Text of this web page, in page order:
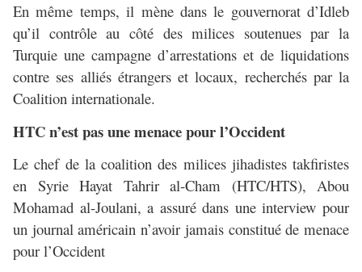
En même temps, il mène dans le gouvernorat d’Idleb
qu’il contrôle au côté des milices soutenues par la
Turquie une campagne d’arrestations et de liquidations
contre ses alliés étrangers et locaux, recherchés par la
Coalition internationale.
HTC n’est pas une menace pour l’Occident
Le chef de la coalition des milices jihadistes takfiristes
en Syrie Hayat Tahrir al-Cham (HTC/HTS), Abou
Mohamad al-Joulani, a assuré dans une interview pour
un journal américain n’avoir jamais constitué de menace
pour l’Occident